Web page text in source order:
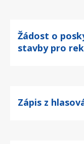
Žádost o
stavby pro
Zápis z